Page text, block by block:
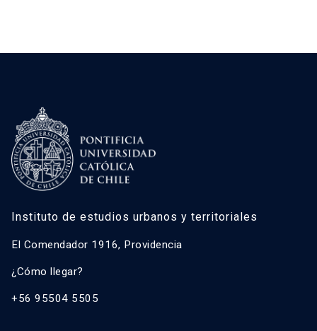
Instituto de estudios urbanos y territoriales
El Comendador 1916, Providencia
¿Cómo llegar?
+56 95504 5505